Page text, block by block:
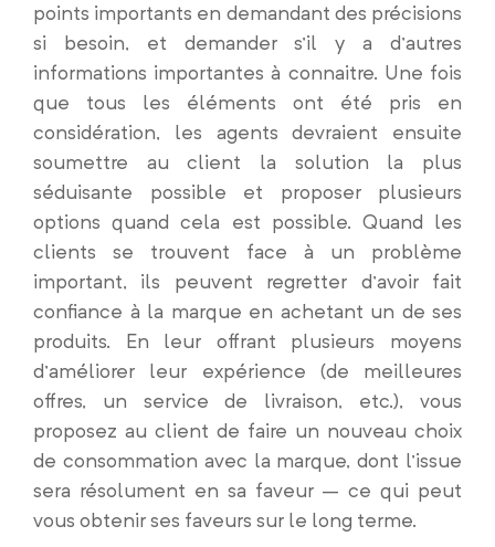
points importants en demandant des précisions
si besoin, et demander s’il y a d’autres
informations importantes à connaitre. Une fois
que tous les éléments ont été pris en
considération, les agents devraient ensuite
soumettre au client la solution la plus
séduisante possible et proposer plusieurs
options quand cela est possible. Quand les
clients se trouvent face à un problème
important, ils peuvent regretter d’avoir fait
confiance à la marque en achetant un de ses
produits. En leur offrant plusieurs moyens
d’améliorer leur expérience (de meilleures
offres, un service de livraison, etc.), vous
proposez au client de faire un nouveau choix
de consommation avec la marque, dont l’issue
sera résolument en sa faveur – ce qui peut
vous obtenir ses faveurs sur le long terme.